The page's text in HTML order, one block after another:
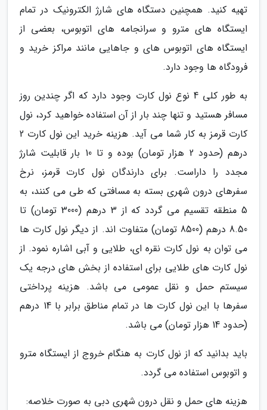
تهیه کنید. همچنین دستگاه های شارژ الکترونیک در تمام
ایستگاه های مترو و سرانجامه های اتوبوس، بعضی از
ایستگاه های اتوبوس های و جاهایی مانند مراکز خرید و
فرودگاه ها وجود دارد.
به طور کلی 4 نوع نول کارت وجود دارد که اگر چندین روز
مسافر هستید و تنها چند بار از آن استفاده خواهید کرد، نول
کارت قرمز به کار شما می آید. هزینه خرید این نول کارت 2
درهم (حدود 2 هزار تومان) بوده و تا 10 بار قابلیت شارژ
مجدد را داراست. برای دارندگان نول کارت قرمز، نرخ
سفرهای درون شهری بسته به مسافتی که طی می کنند، به
5 منطقه تقسیم می گردد که از 3 درهم (3000 تومان) تا
8.50 درهم (8500 تومان) متفاوت اند. از دیگر نول کارت ها
می توان به نول کارت نقره ای، طلایی و آبی اشاره نمود. از
نول کارت های طلایی برای استفاده از بخش های درجه یک
سیستم حمل و نقل عمومی می باشد. هزینه پرداختی
سفرها با این نول کارت ها در تمام مناطق برابر با 14 درهم
(حدود 14 هزار تومان) می باشد.
باید بدانید که از نول کارت به هنگام خروج از ایستگاه مترو
و اتوبوس استفاده می گردد.
هزینه های حمل و نقل درون شهری دبی به صورت خلاصه: